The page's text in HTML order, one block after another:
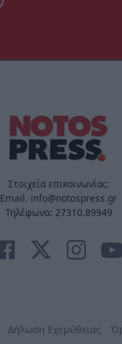
Στοιχεία επικοινωνίας:
Email. info@notospress.gr
Τηλέφωνο: 27310.89949
Δήλωση Εχεμύθειας